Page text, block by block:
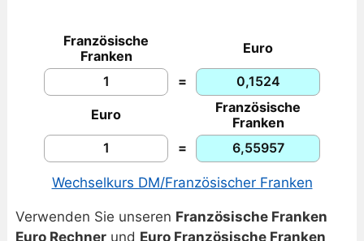
Französische
Franken
Euro
=
Euro
Französische
Franken
=
Wechselkurs DM/Französischer Franken
Verwenden Sie unseren Französische Franken
Euro Rechnerund Euro Französische Franken